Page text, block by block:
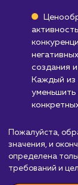
в
от
сложная